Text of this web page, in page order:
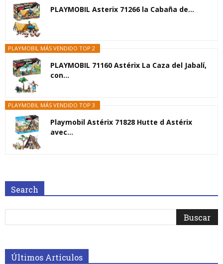
PLAYMOBIL Asterix 71266 la Cabaña de...
PLAYMOBIL MÁS VENDIDO TOP 2
PLAYMOBIL 71160 Astérix La Caza del Jabalí,
con...
PLAYMOBIL MÁS VENDIDO TOP 3
Playmobil Astérix 71828 Hutte d Astérix
avec...
Search
Últimos Artículos